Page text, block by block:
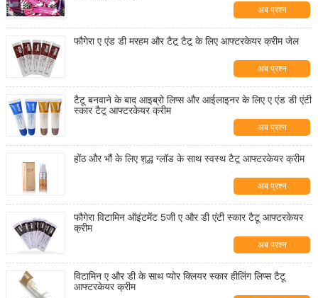
अब प्रश्न
फौगेरा ए एंड डी मरहम और टैटू टैटू के लिए आफ्टरकेयर क्रीम जेल
अब प्रश्न
टैटू बनवाने के बाद आइब्रो लिप्स और आईलाइनर के लिए ए एंड डी एंटी
स्कार टैटू आफ्टरकेयर क्रीम
अब प्रश्न
होंठ और भौं के लिए शुद्ध ग्लॉड के साथ स्वस्थ टैटू आफ्टरकेयर क्रीम
अब प्रश्न
फौगेरा विटामिन ऑइंटमेंट 5जी ए और डी एंटी स्कार टैटू आफ्टरकेयर
क्रीम
अब प्रश्न
विटामिन ए और डी के साथ प्योर क्लियर स्कार हीलिंग लिप्स टैटू
आफ्टरकेयर क्रीम